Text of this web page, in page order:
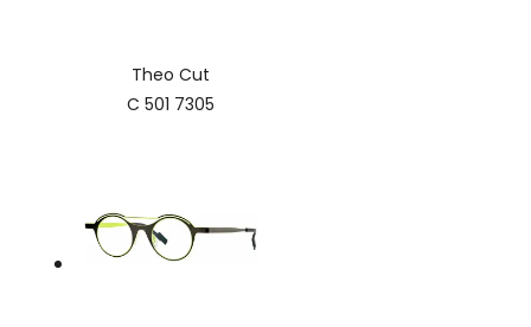
Theo Cut
C 501 7305